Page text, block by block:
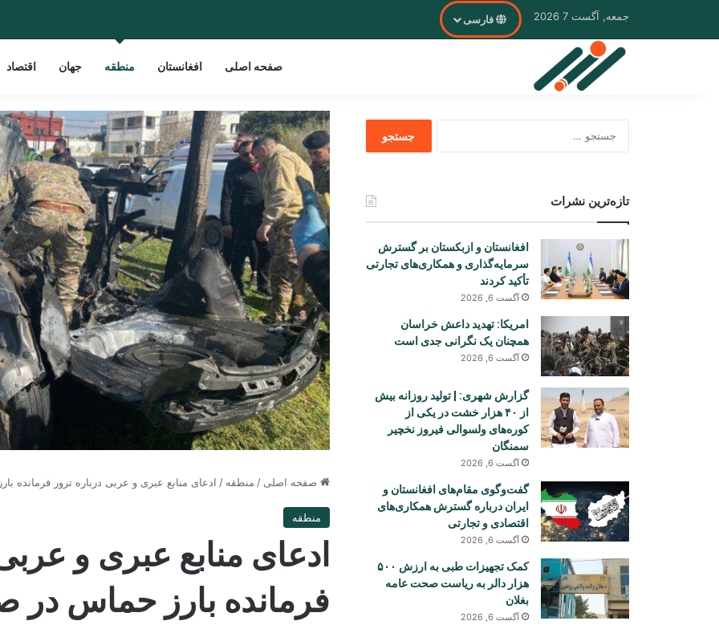
جمعه, آگست 7 2026 فارسی
صفحه اصلی افغانستان منطقه جهان اقتصاد
صفحه اصلی / منطقه / ادعای منابع عبری و عربی درباره ترور فرمانده
منطقه
ادعای منابع عبری و
فرمانده بارز حماس در
تازه‌ترین نشرات
افغانستان و ازبکستان بر گسترش
سرمایه‌گذاری و همکاری‌های تجارتی
تأکید کردند
آگست 6, 2026
امریکا: تهدید داعش خراسان
همچنان یک نگرانی جدی است
آگست 6, 2026
گزارش شهری: | تولید روزانه بیش
از ۴۰ هزار خشت در یکی از
کوره‌های ولسوالی فیروز نخچیر
سمنگان
آگست 6, 2026
گفت‌وگوی مقام‌های افغانستان و
ایران درباره گسترش همکاری‌های
اقتصادی و تجارتی
آگست 6, 2026
کمک تجهیزات طبی به ارزش ۵۰۰
هزار دالر به ریاست صحت عامه
بغلان
آگست 6, 2026